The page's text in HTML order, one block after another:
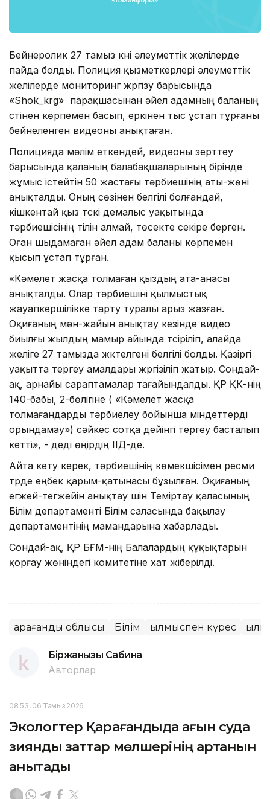
Бейнеролик 27 тамыз күні әлеуметтік желілерде
пайда болды. Полиция қызметкерлері әлеуметтік
желілерде мониторинг жүргізу барысында
«Shok_krg» парақшасынан әйел адамның баланың
үстінен көрпемен басып, еркінен тыс ұстап тұрғаны
бейнеленген видеоны анықтаған.
Полицияда мәлім еткендей, видеоны зерттеу
барысында қаланың балабақшаларының бірінде
жұмыс істейтін 50 жастағы тәрбиешінің аты-жөні
анықталды. Оның сөзінен белгілі болғандай,
кішкентай қыз түскі демалыс уақытында
тәрбиешісінің тілін алмай, төсекте секіре берген.
Оған шыдамаған әйел адам баланы көрпемен
қысып ұстап тұрған.
«Кәмелет жасқа толмаған қыздың ата-анасы
анықталды. Олар тәрбиешіні қылмыстық
жауапкершілікке тарту туралы арыз жазған.
Оқиғаның мән-жайын анықтау кезінде видео
биылғы жылдың мамыр айында түсіріліп, алайда
желіге 27 тамызда жүктелгені белгілі болды. Қазіргі
уақытта тергеу амалдары жүргізіліп жатыр. Сондай-
ақ, арнайы сараптамалар тағайындалды. ҚР ҚК-нің
140-бабы, 2-бөлігіне ( «Кәмелет жасқа
толмағандарды тәрбиелеу бойынша міндеттерді
орындамау») сәйкес сотқа дейінгі тергеу басталып
кетті», - деді өңірдің ІІД-де.
Айта кету керек, тәрбиешінің көмекшісімен ресми
түрде еңбек қарым-қатынасы бұзылған. Оқиғаның
егжей-тегжейін анықтау үшін Теміртау қаласының
Білім департаменті Білім саласында бақылау
департаментінің мамандарына хабарлады.
Сондай-ақ, ҚР БҒМ-нің Балалардың құқықтарын
қорғау жөніндегі комитетіне хат жіберілді.
Қарағанды облысы Білім Қылмыспен күрес
Біржанқызы Сабина
Авторлар
08:53, 06 Тамыз 2026
Экологтер Қарағандыда ағын суда
зиянды заттар мөлшерінің артқанын
анықтады